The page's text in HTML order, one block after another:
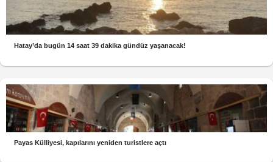
Hatay’da bugün 14 saat 39 dakika gündüz yaşanacak!
Payas Külliyesi, kapılarını yeniden turistlere açtı